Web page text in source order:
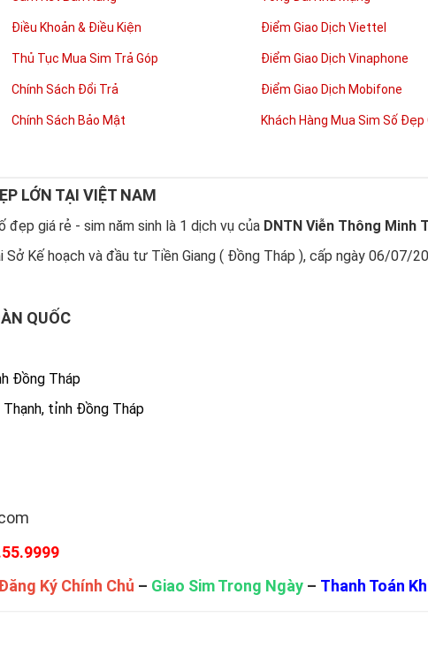
Điều Khoản & Điều Kiện
Thủ Tục Mua Sim Trả Góp
Chính Sách Đổi Trả
Chính Sách Bảo Mật
Điểm Giao Dịch Viettel
Điểm Giao Dịch Vinaphone
Điểm Giao Dịch Mobifone
Khách Hàng Mua Sim Số Đẹp
LỚN TẠI VIỆT NAM
giá rẻ - sim năm sinh là 1 dịch vụ của DNTN Viễn Thông Minh
Sở Kế hoạch và đầu tư Tiền Giang ( Đồng Tháp ), cấp ngày 06/07/
QUỐC
Đồng Tháp
tỉnh Đồng Tháp
Ký Chính Chủ – Giao Sim Trong Ngày – Thanh Toán